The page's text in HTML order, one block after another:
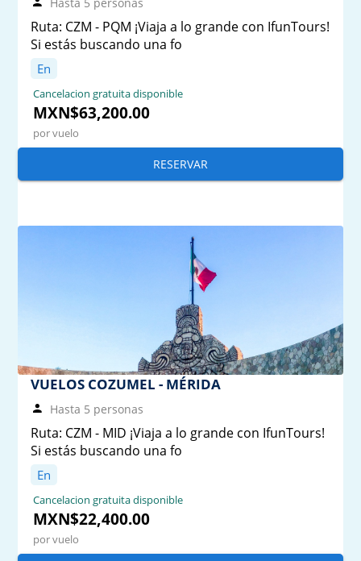
Ruta: CZM - PQM ¡Viaja a lo grande con IfunTours!
Si estás buscando una fo
En
Cancelacion gratuita disponible
MXN$63,200.00
por vuelo
RESERVAR
VUELOS COZUMEL - MÉRIDA
Hasta 5 personas
Ruta: CZM - MID ¡Viaja a lo grande con IfunTours!
Si estás buscando una fo
En
Cancelacion gratuita disponible
MXN$22,400.00
por vuelo